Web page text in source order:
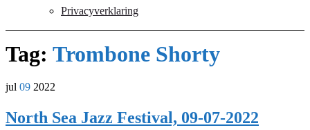
Privacyverklaring
Tag: Trombone Shorty
jul 09 2022
North Sea Jazz Festival, 09-07-2022